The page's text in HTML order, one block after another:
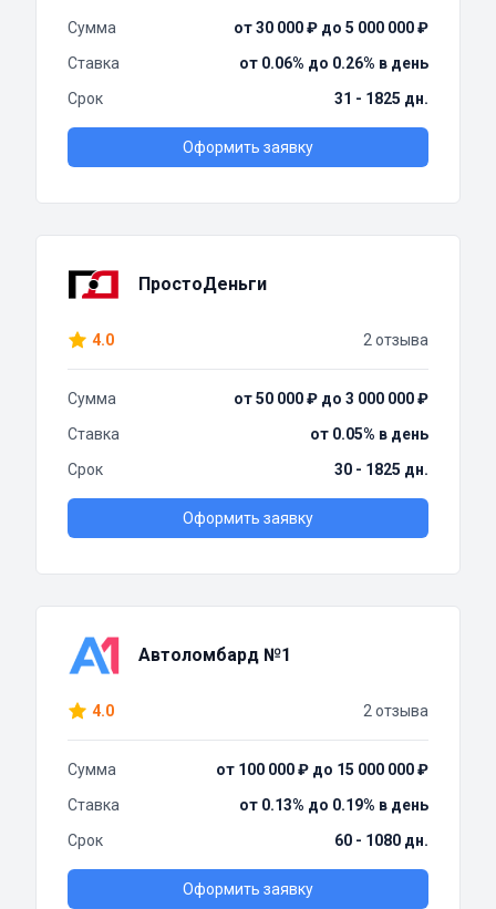
Сумма
от 30 000 ₽ до 5 000 000 ₽
Ставка
от 0.06% до 0.26% в день
Срок
31 - 1825 дн.
Оформить заявку
ПростоДеньги
4.0 2 отзыва
Сумма
от 50 000 ₽ до 3 000 000 ₽
Ставка
от 0.05% в день
Срок
30 - 1825 дн.
Оформить заявку
Автоломбард №1
4.0 2 отзыва
Сумма
от 100 000 ₽ до 15 000 000 ₽
Ставка
от 0.13% до 0.19% в день
Срок
60 - 1080 дн.
Оформить заявку